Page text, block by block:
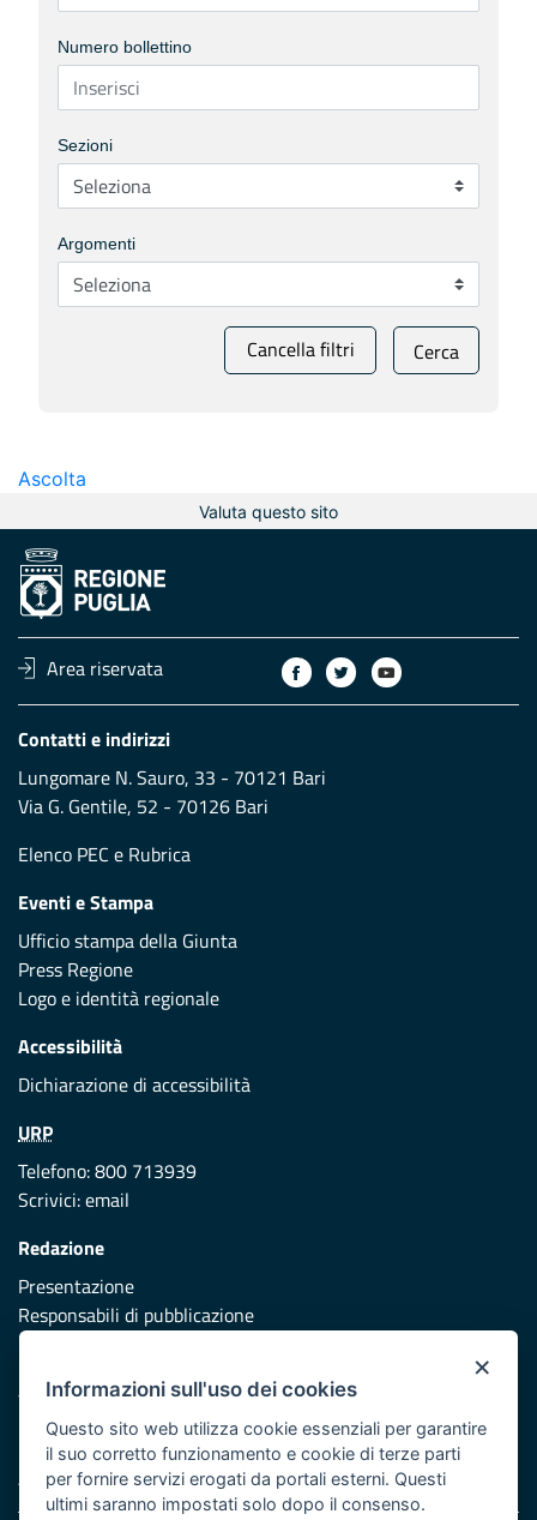
Numero bollettino
Sezioni
Argomenti
Cancella filtri Cerca
Ascolta
Valuta questo sito
Area riservata
Contatti e indirizzi
Lungomare N. Sauro, 33 - 70121 Bari
Via G. Gentile, 52 - 70126 Bari
Elenco PEC e Rubrica
Eventi e Stampa
Ufficio stampa della Giunta
Press Regione
Logo e identità regionale
Accessibilità
Dichiarazione di accessibilità
URP
Telefono: 800 713939
Scrivici:email
Redazione
Presentazione
Responsabili di pubblicazione
Vai al sito di Protezione Civile Puglia
Iniziativa finanziata con risorse del POR Puglia 2014/2020 -
Asse XI
×
Informazioni sull'uso dei cookies
Questo sito web utilizza cookie essenziali per garantire
il suo corretto funzionamento e cookie di terze parti
per fornire servizi erogati da portali esterni. Questi
ultimi saranno impostati solo dopo il consenso.